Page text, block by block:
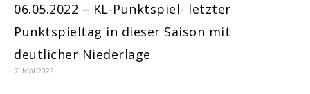
06.05.2022 – KL-Punktspiel- letzter
Punktspieltag in dieser Saison mit
deutlicher Niederlage
7. Mai 2022